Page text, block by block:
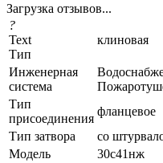
Загрузка отзывов...
?
Text
Тип
клиновая
Инженерная
система
Тип
присоединения
фланцевое
Тип затвора
со
Модель
30с41нж